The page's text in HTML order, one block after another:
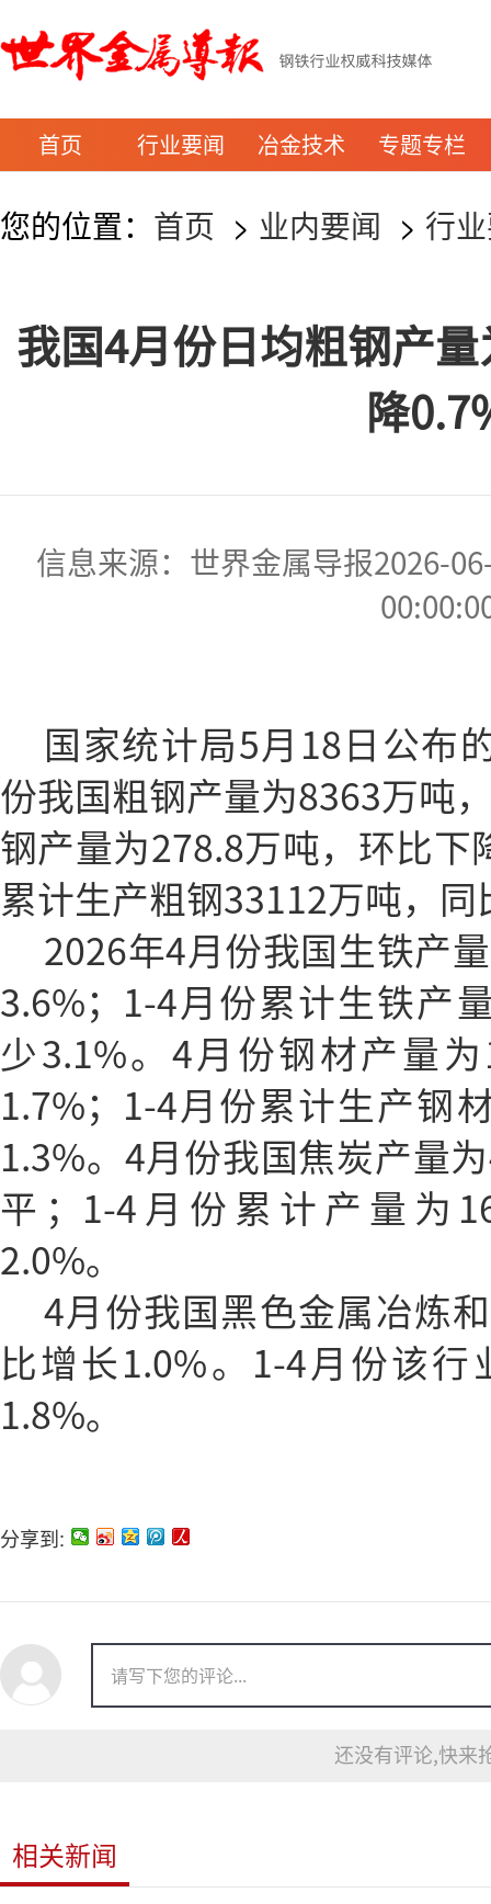
首页 行业要闻 冶金技术 专题专栏
您的位置： 首页 > 业内要闻 > 行
我国4月份日均粗钢产
降
信息来源：世界金属导报2026-
国家统计局5月18日公布
份我国粗钢产量为8363万吨
钢产量为278.8万吨，环比下
累计生产粗钢33112万吨，同
2026年4月份我国生铁产
3.6%；1-4月份累计生铁产
少3.1%。4月份钢材产量
1.7%；1-4月份累计生产钢
1.3%。4月份我国焦炭产量
平；1-4月份累计产量为
2.0%。
4月份我国黑色金属冶炼
比增长1.0%。1-4月份该
1.8%。
分享到:
还没有评论,快来
相关新闻